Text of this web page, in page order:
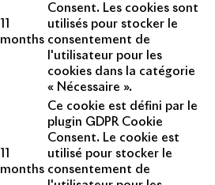
months
Consent. Les cookies sont
utilisés pour stocker le
consentement de
l'utilisateur pour les
cookies dans la catégorie
« Nécessaire ».
months
Ce cookie est défini par le
plugin GDPR Cookie
Consent. Le cookie est
utilisé pour stocker le
consentement de